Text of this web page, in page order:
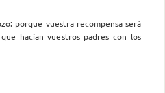
porque vuestra recompensa será
hacían vuestros padres con los